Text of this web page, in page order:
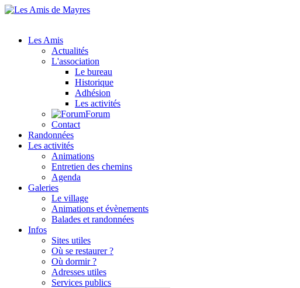
Les Amis
Actualités
L'association
Le bureau
Historique
Adhésion
Les activités
Forum
Contact
Randonnées
Les activités
Animations
Entretien des chemins
Agenda
Galeries
Le village
Animations et évènements
Balades et randonnées
Infos
Sites utiles
Où se restaurer ?
Où dormir ?
Adresses utiles
Services publics